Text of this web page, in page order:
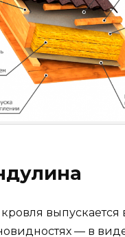
выпускается
— в